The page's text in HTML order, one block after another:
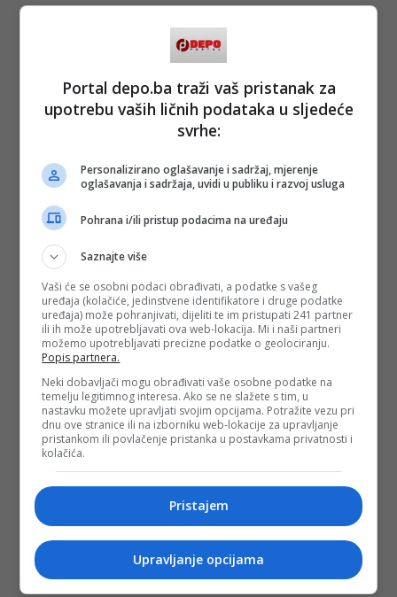
Portal depo.ba traži vaš pristanak za
upotrebu vaših ličnih podataka u sljedeće
svrhe:
Personalizirano oglašavanje i sadržaj, mjerenje
oglašavanja i sadržaja, uvidi u publiku i razvoj usluga
Pohrana i/ili pristup podacima na uređaju
Saznajte više
Vaši će se osobni podaci obrađivati, a podatke s vašeg
uređaja (kolačiće, jedinstvene identifikatore i druge podatke
uređaja) može pohranjivati, dijeliti te im pristupati 241 partner
ili ih može upotrebljavati ova web-lokacija. Mi i naši partneri
možemo upotrebljavati precizne podatke o geolociranju.
Popis partnera.
Neki dobavljači mogu obrađivati vaše osobne podatke na
temelju legitimnog interesa. Ako se ne slažete s tim, u
nastavku možete upravljati svojim opcijama. Potražite vezu pri
dnu ove stranice ili na izborniku web-lokacije za upravljanje
pristankom ili povlačenje pristanka u postavkama privatnosti i
kolačića.
Pristajem
Upravljanje opcijama